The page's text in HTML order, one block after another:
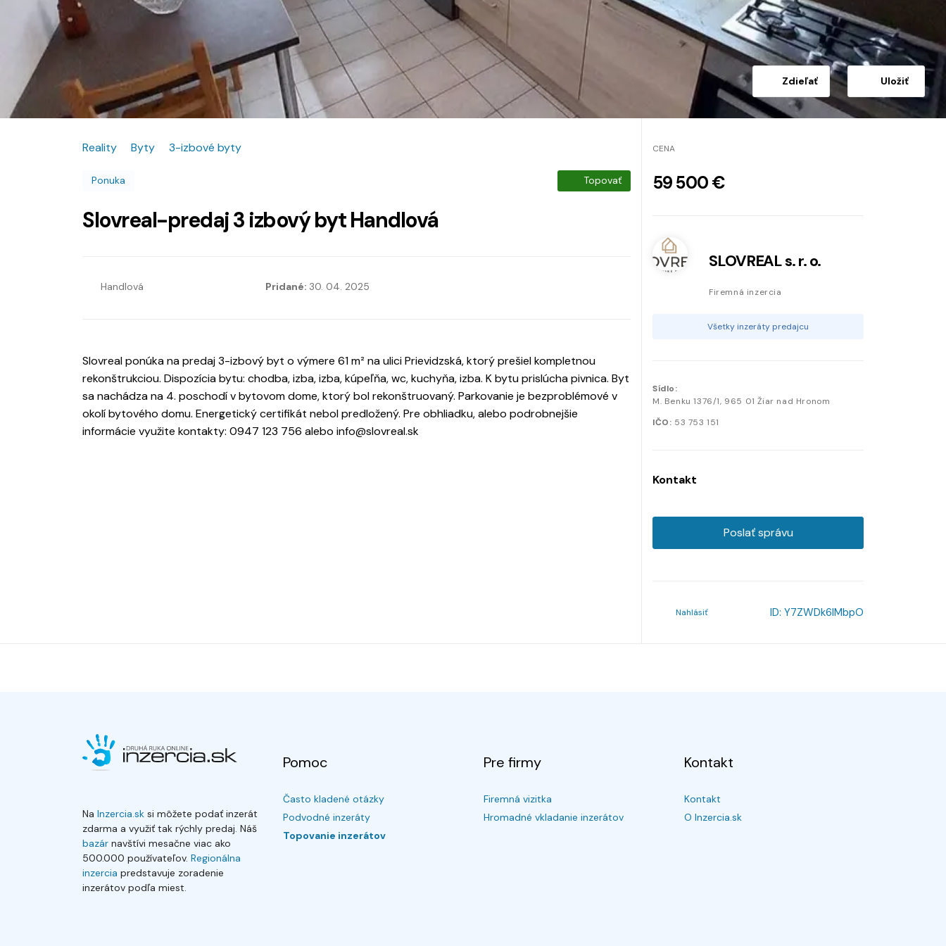
Zdieľať Uložiť
Reality Byty 3-izbové byty
Ponuka Topovať
Slovreal-predaj 3 izbový byt Handlová
Handlová Pridané: 30. 04. 2025
Slovreal ponúka na predaj 3-izbový byt o výmere 61 m² na ulici Prievidzská, ktorý prešiel kompletnou
rekonštrukciou. Dispozícia bytu: chodba, izba, izba, kúpeľňa, wc, kuchyňa, izba. K bytu prislúcha pivnica. Byt
sa nachádza na 4. poschodí v bytovom dome, ktorý bol rekonštruovaný. Parkovanie je bezproblémové v
okolí bytového domu. Energetický certifikát nebol predložený. Pre obhliadku, alebo podrobnejšie
informácie využite kontakty: 0947 123 756 alebo info@slovreal.sk
CENA
59 500 €
SLOVREAL s. r. o.
Firemná inzercia
Všetky inzeráty predajcu
Sídlo:
M. Benku 1376/1, 965 01 Žiar nad Hronom
IČO: 53 753 151
Kontakt
Poslať správu
Nahlásiť ID: Y7ZWDk6lMbpO
Na Inzercia.sk si môžete podať inzerát
zdarma a využiť tak rýchly predaj. Náš
bazár navštívi mesačne viac ako
500.000 používateľov. Regionálna
inzercia predstavuje zoradenie
inzerátov podľa miest.
Pomoc
Často kladené otázky
Podvodné inzeráty
Topovanie inzerátov
Pre firmy
Firemná vizitka
Hromadné vkladanie inzerátov
Kontakt
Kontakt
O Inzercia.sk